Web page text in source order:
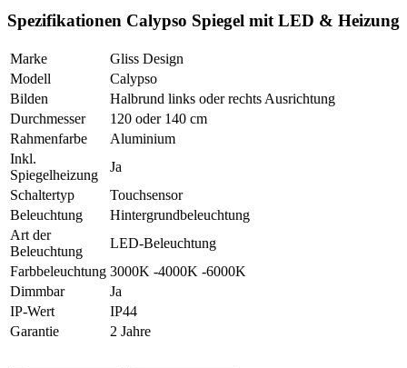
Spezifikationen Calypso Spiegel mit LED & Heizung
Marke
Gliss Design
Modell
Calypso
Bilden
Halbrund links oder rechts Ausrichtung
Durchmesser
120 oder 140 cm
Rahmenfarbe
Aluminium
Inkl.
Spiegelheizung
Ja
Schaltertyp
Touchsensor
Beleuchtung
Hintergrundbeleuchtung
Art der
Beleuchtung
LED-Beleuchtung
Farbbeleuchtung 3000K -4000K -6000K
Dimmbar
Ja
IP-Wert
IP44
Garantie
2 Jahre